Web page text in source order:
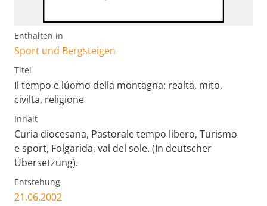
Enthalten in
Sport und Bergsteigen
Titel
Il tempo e lúomo della montagna: realta, mito,
civilta, religione
Inhalt
Curia diocesana, Pastorale tempo libero, Turismo
e sport, Folgarida, val del sole. (In deutscher
Übersetzung).
Entstehung
21.06.2002